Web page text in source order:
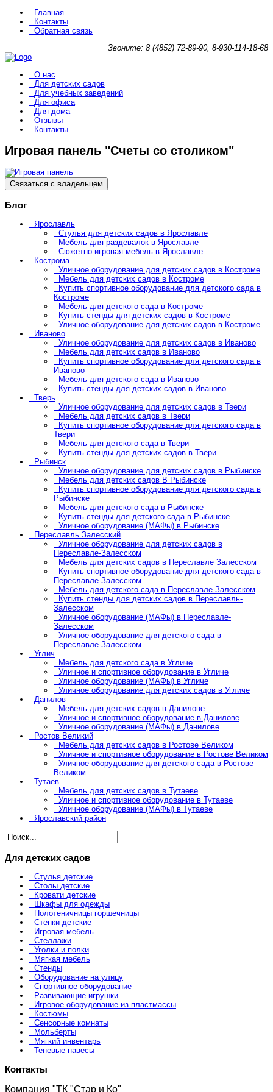
Главная
Контакты
Обратная связь
Звоните: 8 (4852) 72-89-90, 8-930-114-18-68
О нас
Для детских садов
Для учебных заведений
Для офиса
Для дома
Отзывы
Контакты
Игровая панель "Счеты со столиком"
Связаться с владельцем
Блог
Ярославль
Стулья для детских садов в Ярославле
Мебель для раздевалок в Ярославле
Сюжетно-игровая мебель в Ярославле
Кострома
Уличное оборудование для детских садов в Костроме
Мебель для детских садов в Костроме
Купить спортивное оборудование для детского сада в
Костроме
Мебель для детского сада в Костроме
Купить стенды для детских садов в Костроме
Уличное оборудование для детских садов в Костроме
Иваново
Уличное оборудование для детских садов в Иваново
Мебель для детских садов в Иваново
Купить спортивное оборудование для детского сада в
Иваново
Мебель для детского сада в Иваново
Купить стенды для детских садов в Иваново
Тверь
Уличное оборудование для детских садов в Твери
Мебель для детских садов в Твери
Купить спортивное оборудование для детского сада в
Твери
Мебель для детского сада в Твери
Купить стенды для детских садов в Твери
Рыбинск
Уличное оборудование для детских садов в Рыбинске
Мебель для детских садов В Рыбинске
Купить спортивное оборудование для детского сада в
Рыбинске
Мебель для детского сада в Рыбинске
Купить стенды для детского сада в Рыбинске
Уличное оборудование (МАФы) в Рыбинске
Переславль Залесский
Уличное оборудование для детских садов в
Переславле-Залесском
Мебель для детских садов в Переславле Залесском
Купить спортивное оборудование для детского сада в
Переславле-Залесском
Мебель для детского сада в Переславле-Залесском
Купить стенды для детских садов в Переславль-
Залесском
Уличное оборудование (МАФы) в Переславле-
Залесском
Уличное оборудование для детского сада в
Переславле-Залесском
Углич
Мебель для детского сада в Угличе
Уличное и спортивное оборудование в Угличе
Уличное оборудование (МАФы) в Угличе
Уличное оборудование для детских садов в Угличе
Данилов
Мебель для детских садов в Данилове
Уличное и спортивное оборудование в Данилове
Уличное оборудование (МАФы) в Данилове
Ростов Великий
Мебель для детских садов в Ростове Великом
Уличное и спортивное оборудование в Ростове Великом
Уличное оборудование для детского сада в Ростове
Великом
Тутаев
Мебель для детских садов в Тутаеве
Уличное и спортивное оборудование в Тутаеве
Уличное оборудование (МАФы) в Тутаеве
Ярославский район
Для детских садов
Стулья детские
Столы детские
Кровати детские
Шкафы для одежды
Полотеничницы горшечницы
Стенки детские
Игровая мебель
Стеллажи
Уголки и полки
Мягкая мебель
Стенды
Оборудование на улицу
Спортивное оборудование
Развивающие игрушки
Игровое оборудование из пластмассы
Костюмы
Сенсорные комнаты
Мольберты
Мягкий инвентарь
Теневые навесы
Контакты
Компания "ТК "Стар и Ко"